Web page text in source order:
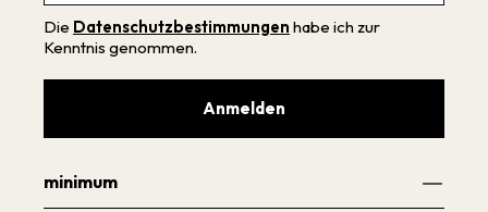
Die Datenschutzbestimmungen habe ich zur
Kenntnis genommen.
Anmelden
minimum